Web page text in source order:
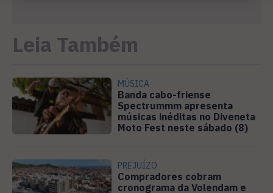
Leia Também
MÚSICA
Banda cabo-friense
Spectrummm apresenta
músicas inéditas no Diveneta
Moto Fest neste sábado (8)
PREJUÍZO
Compradores cobram
cronograma da Volendam e